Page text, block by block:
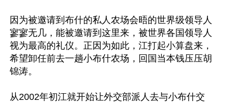
因为被邀请到布什的私人农场会晤的世界级领导人
寥寥无几，能被邀请到这里来，被世界各国领导人
视为最高的礼仪。正因为如此，江打起小算盘来，
希望卸任前去一趟小布什农场，回国当本钱压压胡
锦涛。
从2002年初江就开始让外交部派人去与小布什交